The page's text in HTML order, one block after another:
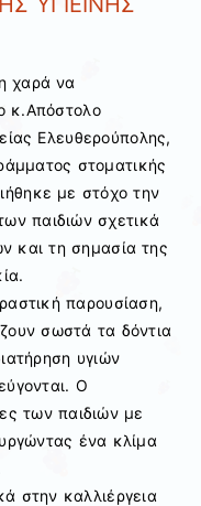
χαρά να
κ.Απόστολο
Ελευθερούπολης,
στοματικής
με στόχο την
παιδιών σχετικά
και τη σημασία της
παρουσίαση,
σωστά τα δόντια
υγιών
Ο
των παιδιών με
ένα κλίμα
στην καλλιέργεια